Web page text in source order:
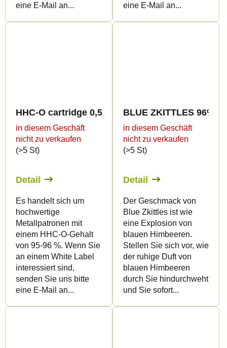
eine E-Mail an... eine E-Mail an...
HHC-O cartridge 0,5ml BULK - Sweet flavours
in diesem Geschäft
nicht zu verkaufen
(>5 St)
Detail
Es handelt sich um
hochwertige
Metallpatronen mit
einem HHC-O-Gehalt
von 95-96 %. Wenn Sie
an einem White Label
interessiert sind,
senden Sie uns bitte
eine E-Mail an...
BLUE ZKITTLES 96%
in diesem Geschäft
nicht zu verkaufen
(>5 St)
Detail
Der Geschmack von
Blue Zkittles ist wie
eine Explosion von
blauen Himbeeren.
Stellen Sie sich vor, wie
der ruhige Duft von
blauen Himbeeren
durch Sie hindurchweht
und Sie sofort...